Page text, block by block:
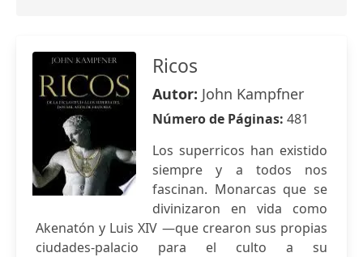
Ricos
Autor: John Kampfner
Número de Páginas: 481
Los superricos han existido
siempre y a todos nos
fascinan. Monarcas que se
divinizaron en vida como
Akenatón y Luis XIV —que crearon sus propias
ciudades-palacio para el culto a su